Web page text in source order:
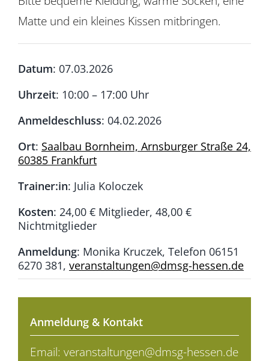
Matte und ein kleines Kissen mitbringen.
Datum: 07.03.2026
Uhrzeit: 10:00 – 17:00 Uhr
Anmeldeschluss: 04.02.2026
Ort: Saalbau Bornheim, Arnsburger Straße 24,
60385 Frankfurt
Trainer:in: Julia Koloczek
Kosten: 24,00 € Mitglieder, 48,00 €
Nichtmitglieder
Anmeldung: Monika Kruczek, Telefon 06151
6270 381, veranstaltungen@dmsg-hessen.de
Anmeldung & Kontakt
Email: veranstaltungen@dmsg-hessen.de